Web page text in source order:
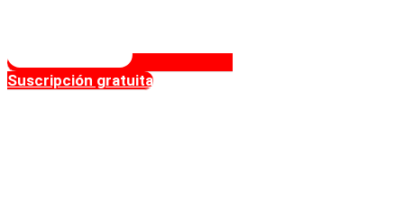
Suscripción gratuita